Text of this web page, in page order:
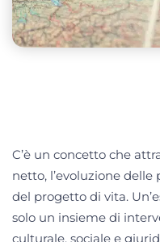
C’è un concetto che
netto, l’evoluzione
del progetto di vita.
solo un insieme di
culturale, sociale e